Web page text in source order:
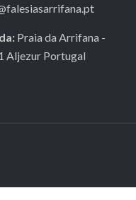
Praia da Arrifana -
Aljezur Portugal